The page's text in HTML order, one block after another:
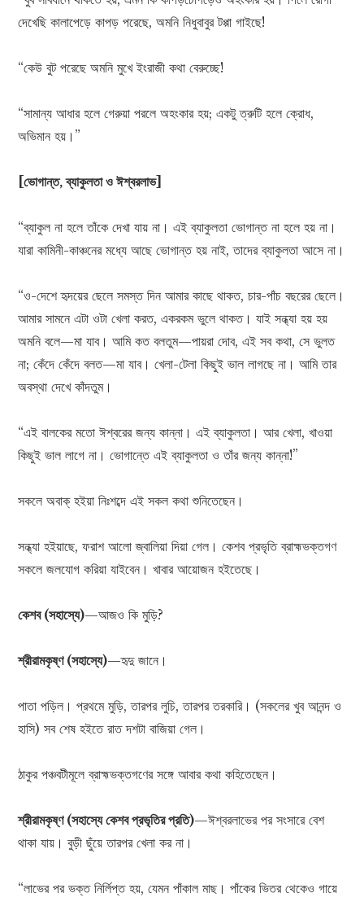
দেখেছি কালাপেড়ে কাপড় পরেছে, অমনি নিধুবাবুর টপ্পা গাইছে!
“কেউ বুট পরেছে অমনি মুখে ইংরাজী কথা বেরুচ্ছে!
“সামান্য আধার হলে গেরুয়া পরলে অহংকার হয়; একটু ত্রুটি হলে ক্রোধ,
অভিমান হয়।”
[ভোগান্ত, ব্যাকুলতা ও ঈশ্বরলাভ]
“ব্যাকুল না হলে তাঁকে দেখা যায় না। এই ব্যাকুলতা ভোগান্ত না হলে হয় না।
যারা কামিনী-কাঞ্চনের মধ্যে আছে ভোগান্ত হয় নাই, তাদের ব্যাকুলতা আসে না।
“ও-দেশে হৃদয়ের ছেলে সমস্ত দিন আমার কাছে থাকত, চার-পাঁচ বছরের ছেলে।
আমার সামনে এটা ওটা খেলা করত, একরকম ভুলে থাকত। যাই সন্ধ্যা হয় হয়
অমনি বলে—মা যাব। আমি কত বলতুম—পায়রা দোব, এই সব কথা, সে ভুলত
না; কেঁদে কেঁদে বলত—মা যাব। খেলা-টেলা কিছুই ভাল লাগছে না। আমি তার
অবস্থা দেখে কাঁদতুম।
“এই বালকের মতো ঈশ্বরের জন্য কান্না। এই ব্যাকুলতা। আর খেলা, খাওয়া
কিছুই ভাল লাগে না। ভোগান্তে এই ব্যাকুলতা ও তাঁর জন্য কান্না!”
সকলে অবাক্ হইয়া নিঃশব্দে এই সকল কথা শুনিতেছেন।
সন্ধ্যা হইয়াছে, ফরাশ আলো জ্বালিয়া দিয়া গেল। কেশব প্রভৃতি ব্রাহ্মভক্তগণ
সকলে জলযোগ করিয়া যাইবেন। খাবার আয়োজন হইতেছে।
কেশব (সহাস্যে)—আজও কি মুড়ি?
শ্রীরামকৃষ্ণ (সহাস্যে)—হৃদু জানে।
পাতা পড়িল। প্রথমে মুড়ি, তারপর লুচি, তারপর তরকারি। (সকলের খুব আনন্দ ও
হাসি) সব শেষ হইতে রাত দশটা বাজিয়া গেল।
ঠাকুর পঞ্চবটীমূলে ব্রাহ্মভক্তগণের সঙ্গে আবার কথা কহিতেছেন।
শ্রীরামকৃষ্ণ (সহাস্যে কেশব প্রভৃতির প্রতি)—ঈশ্বরলাভের পর সংসারে বেশ
থাকা যায়। বুড়ী ছুঁয়ে তারপর খেলা কর না।
“লাভের পর ভক্ত নির্লিপ্ত হয়, যেমন পাঁকাল মাছ। পাঁকের ভিতর থেকেও গায়ে